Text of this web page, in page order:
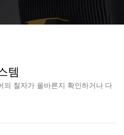
체 팀은 Auto-ID 및 POS 기술 분야
있습니다.
템
의 철자가 올바른지 확인하거나 다